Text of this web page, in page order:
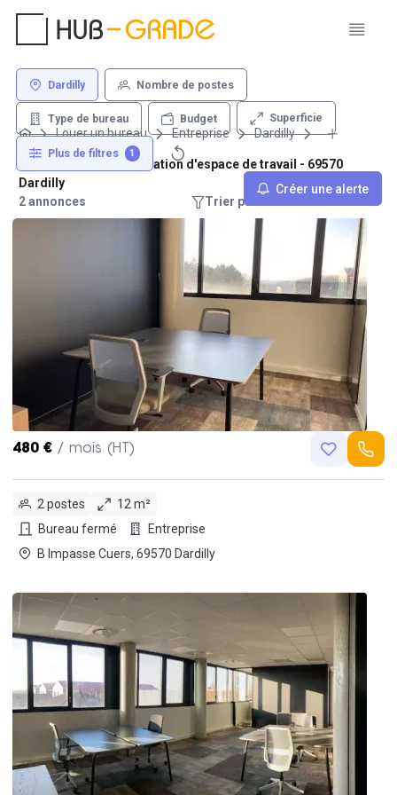
Dardilly Nombre de postes
Type de bureau Budget Superficie
Plus de filtres 1
Créer une alerte
Louer un bureau Entreprise Dardilly
Sous-location et colocation d'espace de travail - 69570
Dardilly
2 annonces
Trier par : Recommandations
480 € / mois (HT)
2 postes
12 m²
Bureau fermé
Entreprise
B Impasse Cuers, 69570 Dardilly